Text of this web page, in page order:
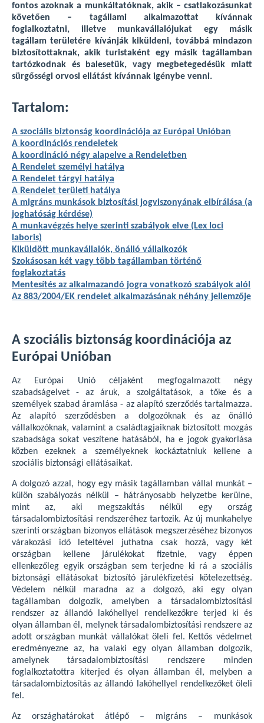
fontos azoknak a munkáltatóknak, akik – csatlakozásunkat
követően – tagállami alkalmazottat kívánnak
foglalkoztatni, illetve munkavállalójukat egy másik
tagállam területére kívánják kiküldeni, továbbá mindazon
biztosítottaknak, akik turistaként egy másik tagállamban
tartózkodnak és balesetük, vagy megbetegedésük miatt
sürgősségi orvosi ellátást kívánnak igénybe venni.
Tartalom:
A szociális biztonság koordinációja az Európai Unióban
A koordinációs rendeletek
A koordináció négy alapelve a Rendeletben
A Rendelet személyi hatálya
A Rendelet tárgyi hatálya
A Rendelet területi hatálya
A migráns munkások biztosítási jogviszonyának elbírálása (a
joghatóság kérdése)
A munkavégzés helye szerinti szabályok elve (Lex loci
laboris)
Kiküldött munkavállalók, önálló vállalkozók
Szokásosan két vagy több tagállamban történő
foglakoztatás
Mentesítés az alkalmazandó jogra vonatkozó szabályok alól
Az 883/2004/EK rendelet alkalmazásának néhány jellemzője
A szociális biztonság koordinációja az
Európai Unióban
Az Európai Unió céljaként megfogalmazott négy
szabadságelvet - az áruk, a szolgáltatások, a tőke és a
személyek szabad áramlása - az alapító szerződés tartalmazza.
Az alapító szerződésben a dolgozóknak és az önálló
vállalkozóknak, valamint a családtagjaiknak biztosított mozgás
szabadsága sokat veszítene hatásából, ha e jogok gyakorlása
közben ezeknek a személyeknek kockáztatniuk kellene a
szociális biztonsági ellátásaikat.
A dolgozó azzal, hogy egy másik tagállamban vállal munkát –
külön szabályozás nélkül – hátrányosabb helyzetbe kerülne,
mint az, aki megszakítás nélkül egy ország
társadalombiztosítási rendszeréhez tartozik. Az új munkahelye
szerinti országban bizonyos ellátások megszerzéséhez bizonyos
várakozási idő leteltével juthatna csak hozzá, vagy két
országban kellene járulékokat fizetnie, vagy éppen
ellenkezőleg egyik országban sem terjedne ki rá a szociális
biztonsági ellátásokat biztosító járulékfizetési kötelezettség.
Védelem nélkül maradna az a dolgozó, aki egy olyan
tagállamban dolgozik, amelyben a társadalombiztosítási
rendszer az állandó lakóhellyel rendelkezőkre terjed ki és
olyan államban él, melynek társadalombiztosítási rendszere az
adott országban munkát vállalókat öleli fel. Kettős védelmet
eredményezne az, ha valaki egy olyan államban dolgozik,
amelynek társadalombiztosítási rendszere minden
foglalkoztatottra kiterjed és olyan államban él, melyben a
társadalombiztosítás az állandó lakóhellyel rendelkezőket öleli
fel.
Az országhatárokat átlépő – migráns – munkások